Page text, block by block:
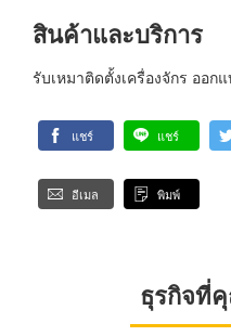
สินค้าและบริการ
รับเหมาติดตั้งเครื่องจักร ออ
แชร์ แชร์
อีเมล พิมพ์
ธุรกิจที่